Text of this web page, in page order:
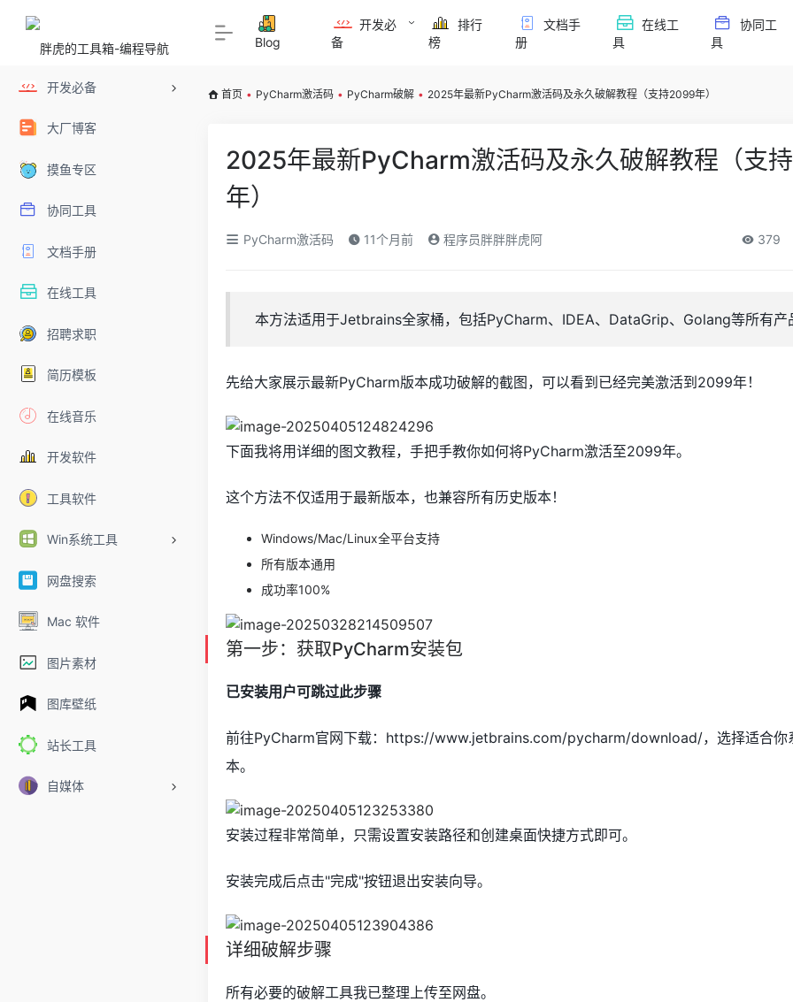
开发必备
大厂博客
摸鱼专区
协同工具
文档手册
在线工具
招聘求职
简历模板
在线音乐
开发软件
工具软件
Win系统工具
网盘搜索
Mac 软件
图片素材
图库壁纸
站长工具
自媒体
Blog
开发必
备
排行
榜
文档手
册
在线工
具
协同工
具
首页 • PyCharm激活码 • PyCharm破解 • 2025年最新PyCharm激活码及永久破解教程（支持2099年）
2025年最新PyCharm激活码及永久破解教程（支
年）
PyCharm激活码 11个月前 程序员胖胖胖虎阿 379
本方法适用于Jetbrains全家桶，包括PyCharm、IDEA、DataGrip、Golang等所有产
先给大家展示最新PyCharm版本成功破解的截图，可以看到已经完美激活到2099年！
下面我将用详细的图文教程，手把手教你如何将PyCharm激活至2099年。
这个方法不仅适用于最新版本，也兼容所有历史版本！
Windows/Mac/Linux全平台支持
所有版本通用
成功率100%
第一步：获取PyCharm安装包
已安装用户可跳过此步骤
前往PyCharm官网下载：https://www.jetbrains.com/pycharm/download/，选择适合你
本。
安装过程非常简单，只需设置安装路径和创建桌面快捷方式即可。
安装完成后点击"完成"按钮退出安装向导。
详细破解步骤
所有必要的破解工具我已整理上传至网盘。